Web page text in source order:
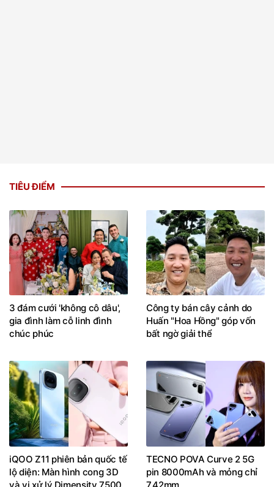
TIÊU ĐIỂM
3 đám cưới 'không cô dâu',
gia đình làm cỗ linh đình
chúc phúc
Công ty bán cây cảnh do
Huấn "Hoa Hồng" góp vốn
bất ngờ giải thể
iQOO Z11 phiên bản quốc tế
lộ diện: Màn hình cong 3D
TECNO POVA Curve 2 5G
pin 8000mAh và mỏng chỉ